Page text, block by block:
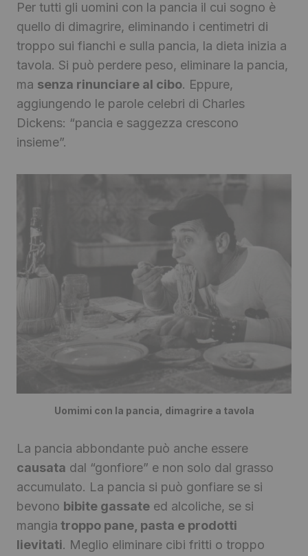
Per tutti gli uomini con la pancia il cui sogno è
quello di dimagrire, eliminando i centimetri di
troppo sui fianchi e sulla pancia, la dieta inizia a
tavola. Si può perdere peso, eliminare la pancia,
ma senza rinunciare al cibo. Eppure,
aggiungendo le parole celebri di Charles
Dickens: “pancia e saggezza crescono
insieme”.
Uomimi con la pancia, dimagrire a tavola
La pancia abbondante può anche essere
causata dal “gonfiore” e non solo dal grasso
accumulato. La pancia si può gonfiare se si
bevono bibite gassate ed alcoliche, se si
mangia troppo pane, pasta e prodotti
lievitati. Meglio eliminare cibi fritti o troppo